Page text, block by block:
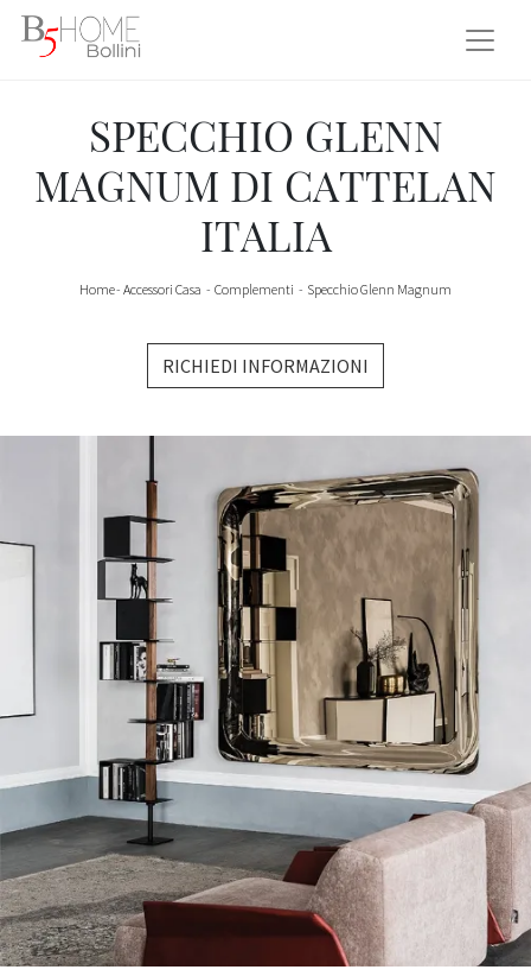
SPECCHIO GLENN
MAGNUM DI CATTELAN
ITALIA
Home- Accessori Casa - Complementi - Specchio Glenn Magnum
RICHIEDI INFORMAZIONI